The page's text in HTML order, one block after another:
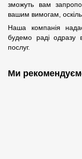
зможуть вам
вашим вимогам,
Наша компанія
будемо раді одразу
послуг.
Ми